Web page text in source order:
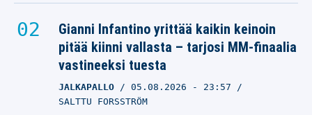
Gianni Infantino yrittää kaikin keinoin
pitää kiinni vallasta – tarjosi MM-finaalia
vastineeksi tuesta
JALKAPALLO 05.08.2026 - 23:57
SALTTU FORSSTRÖM